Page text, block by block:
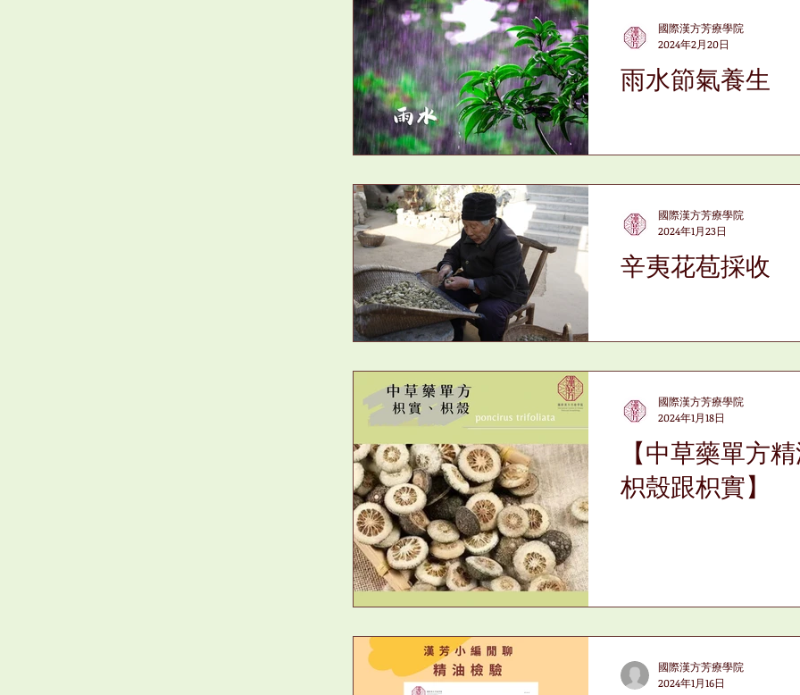
雨水節氣養生
國際漢方芳療學院
2024年2月20日
辛夷花苞採收
國際漢方芳療學院
2024年1月23日
【中草藥單方
枳殼跟枳實】
國際漢方芳療學院
2024年1月18日
國際漢方芳療學院
2024年1月16日